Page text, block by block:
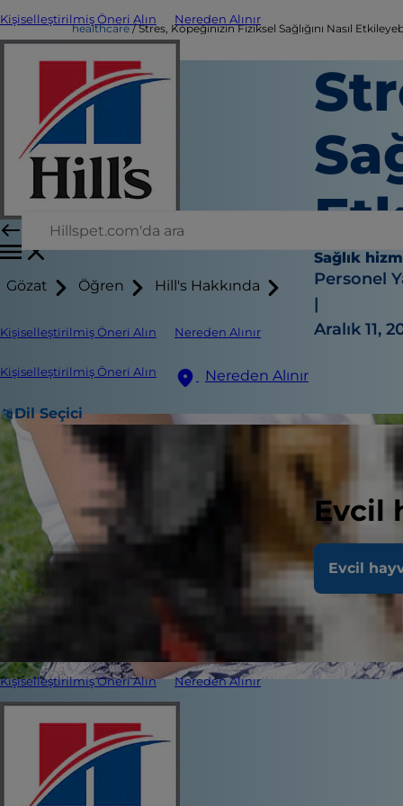
Kişiselleştirilmiş Öneri Alın Nereden Alınır
Gözat Öğren Hill's Hakkında
Kişiselleştirilmiş Öneri Alın Nereden Alınır
Kişiselleştirilmiş Öneri Alın Nereden Alınır
Dil Seçici
Evcil
Evcil
Kişiselleştirilmiş Öneri Alın Nereden Alınır
healthcare Stres, Köpeğinizin Fiziksel Sağlığını Nasıl
Sağlık
Personel
|
Aralık 11,